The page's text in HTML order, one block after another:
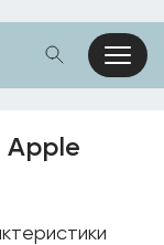
Apple